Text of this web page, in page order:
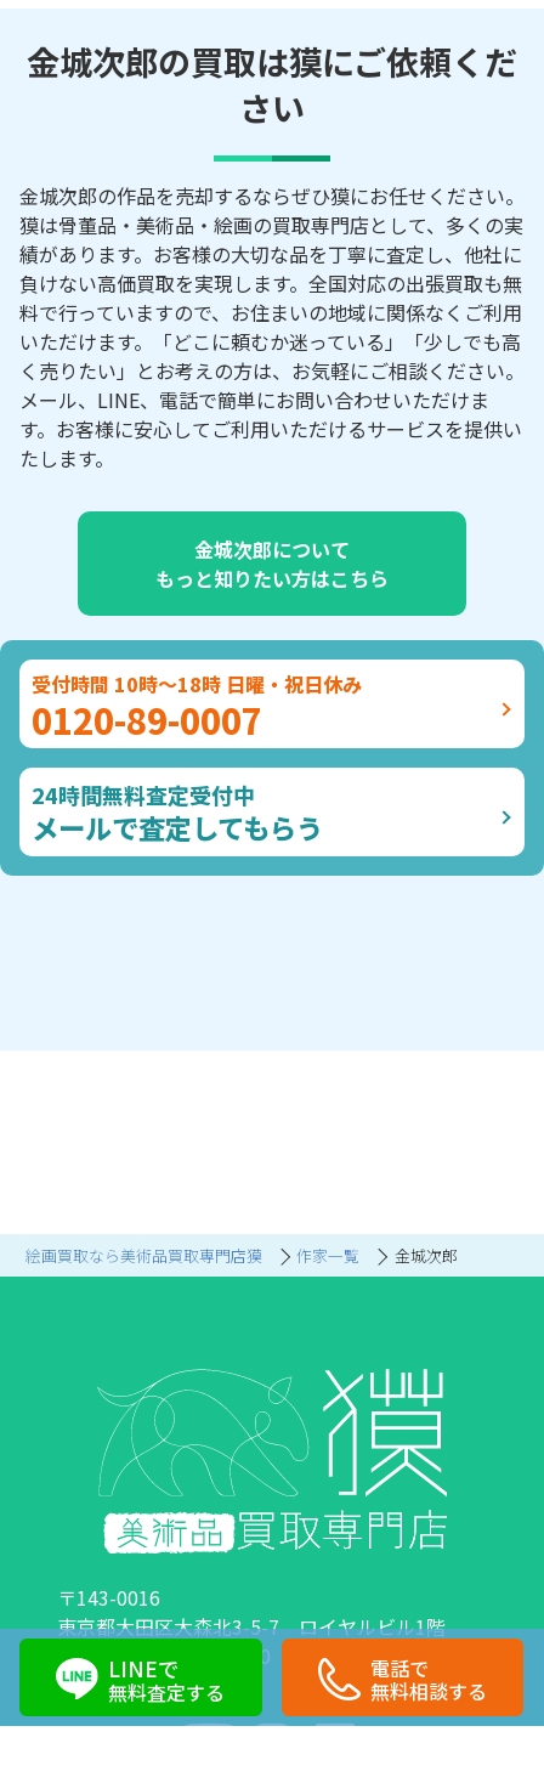
LINEで
無料査定する
電話で
無料相談する
絵画買取なら美術品買取専門店獏 作家一覧 金城次郎
金城次郎の買取は獏にご依頼くだ
さい
金城次郎の作品を売却するならぜひ獏にお任せください。
獏は骨董品・美術品・絵画の買取専門店として、多くの実
績があります。お客様の大切な品を丁寧に査定し、他社に
負けない高価買取を実現します。全国対応の出張買取も無
料で行っていますので、お住まいの地域に関係なくご利用
いただけます。「どこに頼むか迷っている」「少しでも高
く売りたい」とお考えの方は、お気軽にご相談ください。
メール、LINE、電話で簡単にお問い合わせいただけま
す。お客様に安心してご利用いただけるサービスを提供い
たします。
金城次郎について
もっと知りたい方はこちら
受付時間 10時～18時 日曜・祝日休み
0120-89-0007
24時間無料査定受付中
メールで査定してもらう
〒143-0016
東京都大田区大森北3-5-7 ロイヤルビル1階
営業時間：10:00～18:00 定休日：日曜日・祝日
0120-89-0007 03-6423-1033